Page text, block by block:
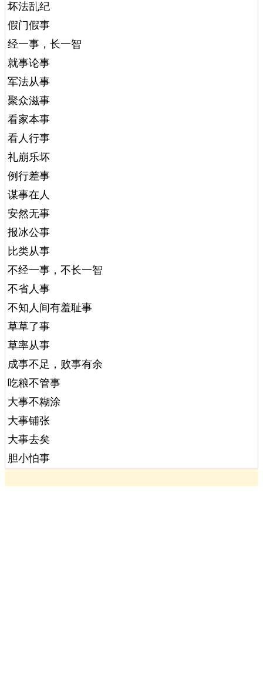
坏法乱纪
假门假事
经一事，长一智
就事论事
军法从事
聚众滋事
看家本事
看人行事
礼崩乐坏
例行差事
谋事在人
安然无事
报冰公事
比类从事
不经一事，不长一智
不省人事
不知人间有羞耻事
草草了事
草率从事
成事不足，败事有余
吃粮不管事
大事不糊涂
大事铺张
大事去矣
胆小怕事